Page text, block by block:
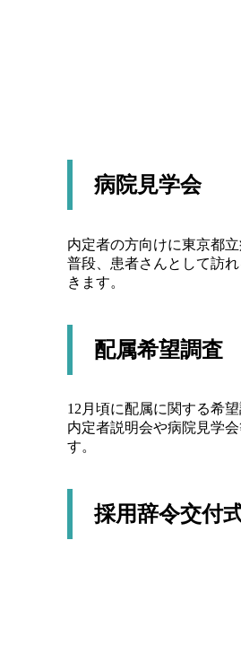
病院見学会
内定者の方向けに東京都
普段、患者さんとして訪
きます。
配属希望調査
12月頃に配属に関する希
内定者説明会や病院見学
す。
採用辞令交付